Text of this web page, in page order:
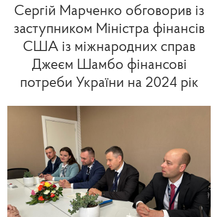
Сергій Марченко обговорив із
заступником Міністра фінансів
США із міжнародних справ
Джеєм Шамбо фінансові
потреби України на 2024 рік